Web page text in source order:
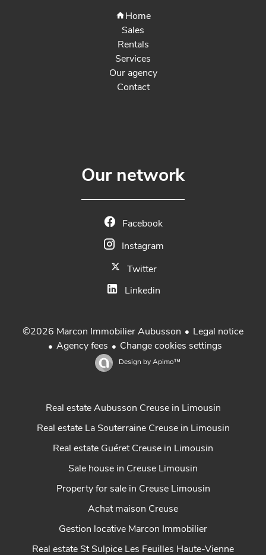
Home
Sales
Rentals
Services
Our agency
Contact
Our network
Facebook
Instagram
Twitter
Linkedin
©2026 Marcon Immobilier Aubusson
Legal notice
Agency fees
Change cookies settings
Design by Apimo™
Real estate Aubusson Creuse in Limousin
Real estate La Souterraine Creuse in Limousin
Real estate Guéret Creuse in Limousin
Sale house in Creuse Limousin
Property for sale in Creuse Limousin
Achat maison Creuse
Gestion locative Marcon Immobilier
Real estate St Sulpice Les Feuilles Haute-Vienne